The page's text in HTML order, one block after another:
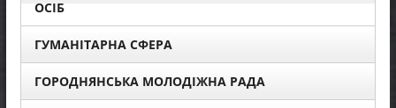
ОСІБ
ГУМАНІТАРНА СФЕРА
ГОРОДНЯНСЬКА МОЛОДІЖНА РАДА